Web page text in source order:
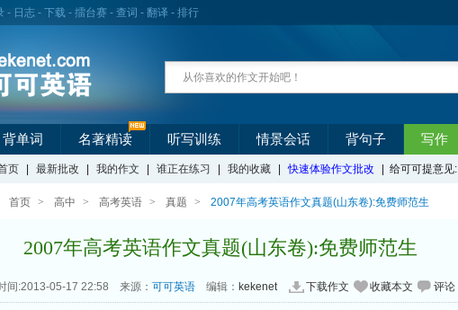
- 日志 - 下载 - 擂台赛 - 查词 - 翻译 - 排行
背单词 名著精读 听写训练 情景会话 背句子 写作
页 最新批改 我的作文 谁正在练习 我的收藏 快速体验作文批改 | 给可可提意见:
首页 > 高中 > 高考英语 > 真题 > 2007年高考英语作文真题(山东卷):免费师范生
2007年高考英语作文真题(山东卷):免费师范生
间:2013-05-17 22:58 来源： 可可英语 编辑： kekenet 下载作文 收藏本文 评论